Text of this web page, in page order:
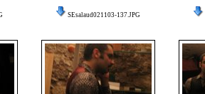
SEsalaud021103-137.JPG